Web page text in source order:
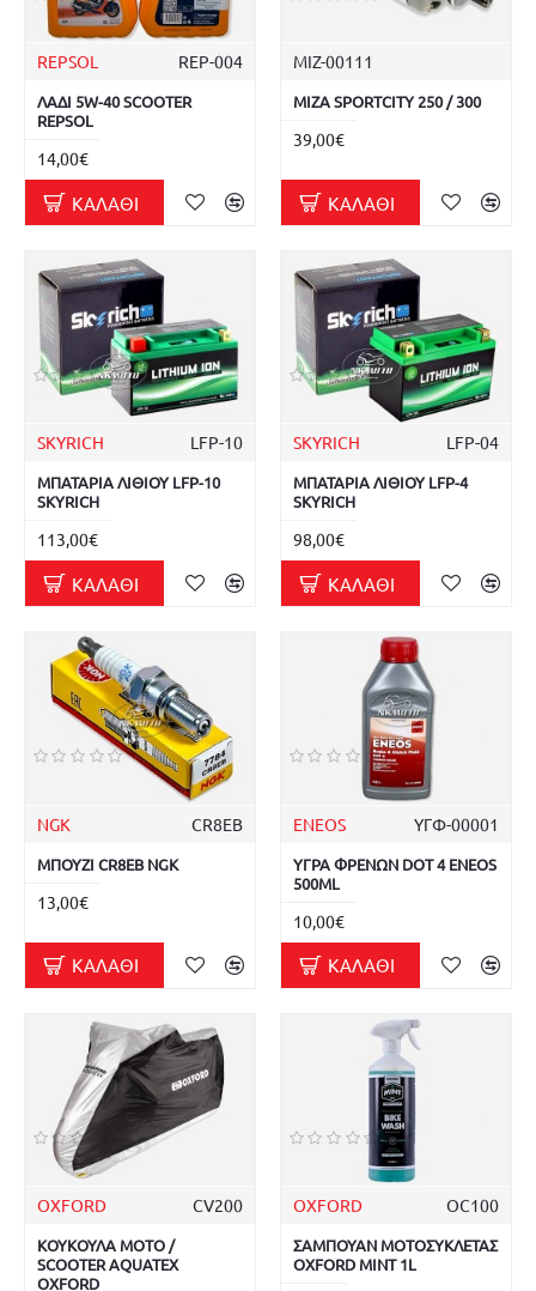
REPSOL REP-004
ΛΑΔΙ 5W-40 SCOOTER
REPSOL
14,00€
ΚΑΛΆΘΙ
ΜΙΖ-00111
ΜΙΖΑ SPORTCITY 250 / 300
39,00€
ΚΑΛΆΘΙ
SKYRICH LFP-10
ΜΠΑΤΑΡΙΑ ΛΙΘΙΟΥ LFP-10
SKYRICH
113,00€
ΚΑΛΆΘΙ
SKYRICH LFP-04
ΜΠΑΤΑΡΙΑ ΛΙΘΙΟΥ LFP-4
SKYRICH
98,00€
ΚΑΛΆΘΙ
NGK CR8EB
ΜΠΟΥΖΙ CR8EB NGK
13,00€
ΚΑΛΆΘΙ
ENEOS ΥΓΦ-00001
ΥΓΡΑ ΦΡΕΝΩΝ DOT 4 ENEOS
500ML
10,00€
ΚΑΛΆΘΙ
OXFORD CV200
ΚΟΥΚΟΥΛΑ MOTO /
SCOOTER AQUATEX
OXFORD
OXFORD OC100
ΣΑΜΠΟΥΑΝ ΜΟΤΟΣΥΚΛΕΤΑΣ
OXFORD MINT 1L